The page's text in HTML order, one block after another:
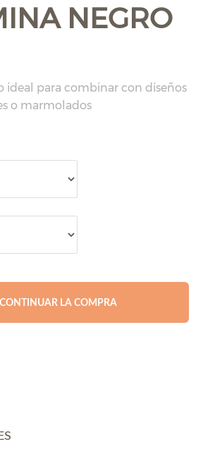
NEGRO
ideal para combinar con diseños
o marmolados
CONTINUAR LA COMPRA